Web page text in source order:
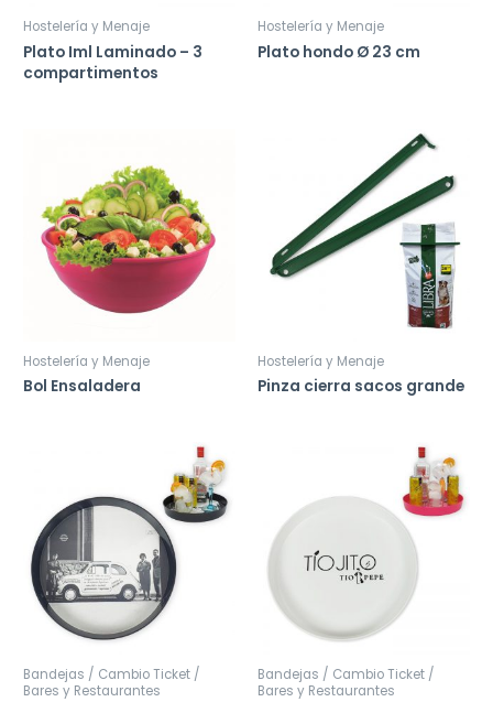
Hostelería y Menaje
Plato Iml Laminado – 3
compartimentos
Hostelería y Menaje
Plato hondo Ø 23 cm
Hostelería y Menaje
Bol Ensaladera
Hostelería y Menaje
Pinza cierra sacos grande
Bandejas / Cambio Ticket /
Bares y Restaurantes
Bandejas / Cambio Ticket /
Bares y Restaurantes